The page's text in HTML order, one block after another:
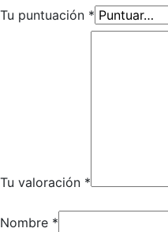
Tu puntuación *
Tu valoración *
Nombre *